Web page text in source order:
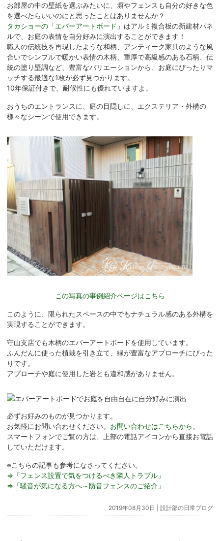
お部屋の中の壁紙を選ぶみたいに、塀やフェンスも自分の好きな色
を選べたらいいのにと思ったことはありませんか？
タカショーの「エバーアートボード」 はアルミ複合板の新建材パネ
ルで、お庭の表情を自分好みに演出することができます！
職人の伝統技を再現したような和柄、アンティーク家具のような風
合いでシンプルで暖かい表情の木柄、重厚で高級感のある石柄、伝
統の塗り壁調など、豊富なバリエーションから、お庭にぴったりマ
ッチする最適な1枚が必ず見つかります。
10年保証付きで、耐候性にも優れていますよ。
おうちのエントランスに、庭の目隠しに、エクステリア・外構の
様々なシーンで使用できます。
この写真の事例紹介ページはこちら
このように、限られたスペースの中でもナチュラル感のある外構を
実現することができます。
守山支店でも木柄のエバーアートボードを使用しています。
ふんだんに使った植栽を引き立て、緑が豊富なアプローチにぴった
りです。
アプローチや庭に使用した岩とも違和感がありません。
必ずお好みのものが見つかります。
お気軽にお問い合わせください。 お問い合わせはこちらから。
スマートフォンでご覧の方は、上部の電話アイコンから直接お電話
していただけます。
※こちらの記事も参考になさってください。
⇒「フェンス設置で気をつけるべき隣人トラブル」
⇒「騒音が気になる方へ～防音フェンスのご紹介」
2019年08月30日 | 設計部の日常ブログ